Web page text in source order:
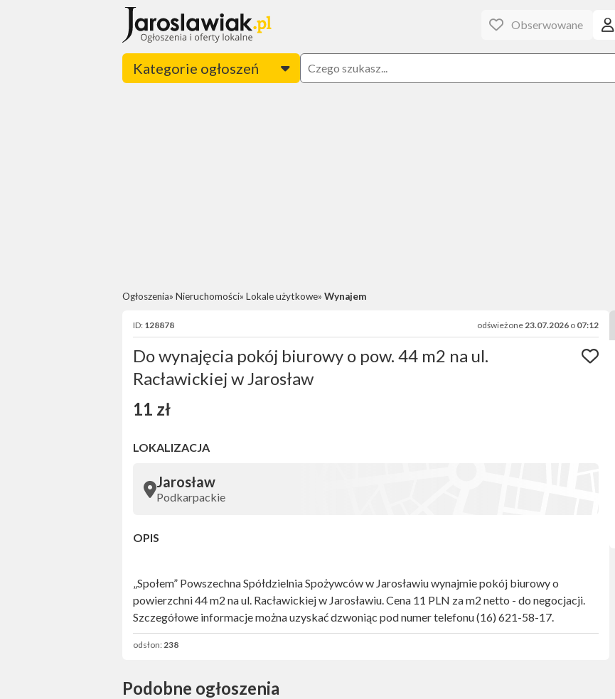
Obserwowane
Kategorie ogłoszeń
Ogłoszenia Nieruchomości Lokale użytkowe Wynajem
ID: 128878 odświeżone23.07.2026 o 07:12
Do wynajęcia pokój biurowy o pow. 44 m2 na ul.
Racławickiej w Jarosław
11 zł
LOKALIZACJA
Jarosław
Podkarpackie
OPIS
„Społem” Powszechna Spółdzielnia Spożywców w Jarosławiu wynajmie pokój biurowy o
powierzchni 44 m2 na ul. Racławickiej w Jarosławiu. Cena 11 PLN za m2 netto - do negocjacji.
Szczegółowe informacje można uzyskać dzwoniąc pod numer telefonu (16) 621-58-17.
odsłon:238
Podobne ogłoszenia